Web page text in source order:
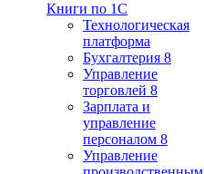
Книги по 1С
Технологическая
платформа
Бухгалтерия 8
Управление
торговлей 8
Зарплата и
управление
персоналом 8
Управление